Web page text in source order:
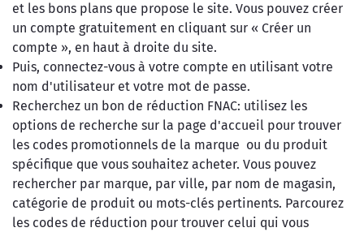
et les bons plans que propose le site. Vous pouvez créer
un compte gratuitement en cliquant sur « Créer un
compte », en haut à droite du site.
Puis, connectez-vous à votre compte en utilisant votre
nom d'utilisateur et votre mot de passe.
Recherchez un bon de réduction FNAC: utilisez les
options de recherche sur la page d'accueil pour trouver
les codes promotionnels de la marque ou du produit
spécifique que vous souhaitez acheter. Vous pouvez
rechercher par marque, par ville, par nom de magasin,
catégorie de produit ou mots-clés pertinents. Parcourez
les codes de réduction pour trouver celui qui vous